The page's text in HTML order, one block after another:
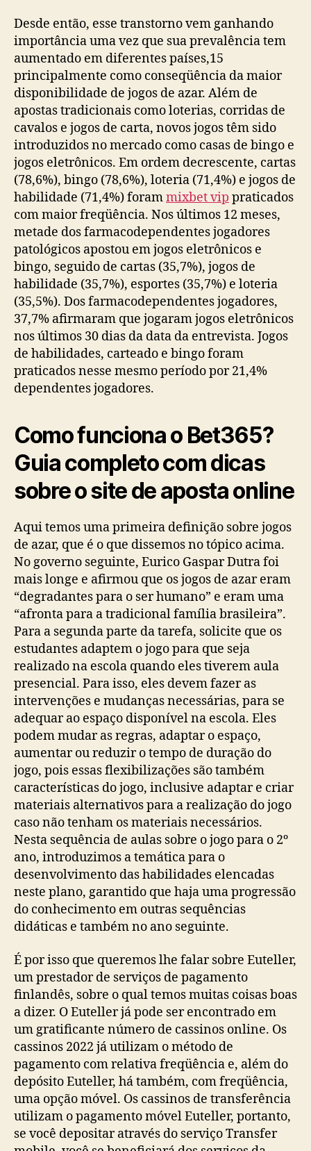
Desde então, esse transtorno vem ganhando
importância uma vez que sua prevalência tem
aumentado em diferentes países,15
principalmente como conseqüência da maior
disponibilidade de jogos de azar. Além de
apostas tradicionais como loterias, corridas de
cavalos e jogos de carta, novos jogos têm sido
introduzidos no mercado como casas de bingo e
jogos eletrônicos. Em ordem decrescente, cartas
(78,6%), bingo (78,6%), loteria (71,4%) e jogos de
habilidade (71,4%) forammixbet vip praticados
com maior freqüência. Nos últimos 12 meses,
metade dos farmacodependentes jogadores
patológicos apostou em jogos eletrônicos e
bingo, seguido de cartas (35,7%), jogos de
habilidade (35,7%), esportes (35,7%) e loteria
(35,5%). Dos farmacodependentes jogadores,
37,7% afirmaram que jogaram jogos eletrônicos
nos últimos 30 dias da data da entrevista. Jogos
de habilidades, carteado e bingo foram
praticados nesse mesmo período por 21,4%
dependentes jogadores.
Como funciona o Bet365?
Guia completo com dicas
sobre o site de aposta online
Aqui temos uma primeira definição sobre jogos
de azar, que é o que dissemos no tópico acima.
No governo seguinte, Eurico Gaspar Dutra foi
mais longe e afirmou que os jogos de azar eram
“degradantes para o ser humano” e eram uma
“afronta para a tradicional família brasileira”.
Para a segunda parte da tarefa, solicite que os
estudantes adaptem o jogo para que seja
realizado na escola quando eles tiverem aula
presencial. Para isso, eles devem fazer as
intervenções e mudanças necessárias, para se
adequar ao espaço disponível na escola. Eles
podem mudar as regras, adaptar o espaço,
aumentar ou reduzir o tempo de duração do
jogo, pois essas flexibilizações são também
características do jogo, inclusive adaptar e criar
materiais alternativos para a realização do jogo
caso não tenham os materiais necessários.
Nesta sequência de aulas sobre o jogo para o 2º
ano, introduzimos a temática para o
desenvolvimento das habilidades elencadas
neste plano, garantido que haja uma progressão
do conhecimento em outras sequências
didáticas e também no ano seguinte.
É por isso que queremos lhe falar sobre Euteller,
um prestador de serviços de pagamento
finlandês, sobre o qual temos muitas coisas boas
a dizer. O Euteller já pode ser encontrado em
um gratificante número de cassinos online. Os
cassinos 2022 já utilizam o método de
pagamento com relativa freqüência e, além do
depósito Euteller, há também, com freqüência,
uma opção móvel. Os cassinos de transferência
utilizam o pagamento móvel Euteller, portanto,
se você depositar através do serviço Transfer